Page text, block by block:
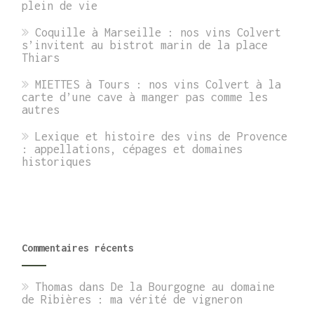
plein de vie
Coquille à Marseille : nos vins Colvert
s’invitent au bistrot marin de la place
Thiars
MIETTES à Tours : nos vins Colvert à la
carte d’une cave à manger pas comme les
autres
Lexique et histoire des vins de Provence
: appellations, cépages et domaines
historiques
Commentaires récents
Thomas dansDe la Bourgogne au domaine
de Ribières : ma vérité de vigneron